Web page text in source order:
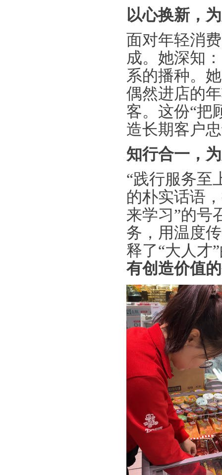
以心换新，
面对年轻消
成。她深知
系的播种。
偶然进店的
客。这份“把
造长期客户
知行合一，
“践行服务
的朴实话语
来学习”的号
务，用温度
释了“大人才
有创造价值